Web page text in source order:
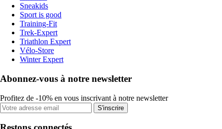
Sneakids
Sport is good
Training-Fit
Trek-Expert
Triathlon Expert
Vélo-Store
Winter Expert
Abonnez-vous à notre newsletter
Profitez de -10% en vous inscrivant à notre newsletter
S'inscrire